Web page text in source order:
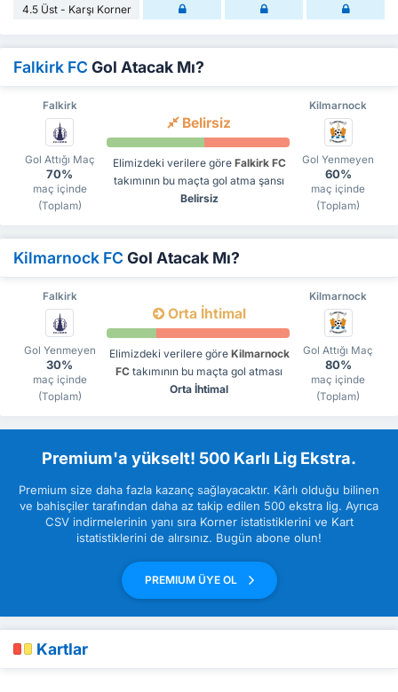
4.5 Üst - Karşı Korner
Falkirk FC Gol Atacak Mı?
Falkirk Kilmarnock
Gol Attığı Maç
70%
maç içinde
(Toplam)
Belirsiz
Elimizdeki verilere göre Falkirk FC
takımının bu maçta gol atma şansı
Belirsiz
Gol Yenmeyen
60%
maç içinde
(Toplam)
Kilmarnock FC Gol Atacak Mı?
Falkirk Kilmarnock
Gol Yenmeyen
30%
maç içinde
(Toplam)
Orta İhtimal
Elimizdeki verilere göre Kilmarnock
FC takımının bu maçta gol atması
Orta İhtimal
Gol Attığı Maç
80%
maç içinde
(Toplam)
Premium'a yükselt! 500 Karlı Lig Ekstra.
Premium size daha fazla kazanç sağlayacaktır. Kârlı olduğu bilinen
ve bahisçiler tarafından daha az takip edilen 500 ekstra lig. Ayrıca
CSV indirmelerinin yanı sıra Korner istatistiklerini ve Kart
istatistiklerini de alırsınız. Bugün abone olun!
PREMIUM ÜYE OL
Kartlar